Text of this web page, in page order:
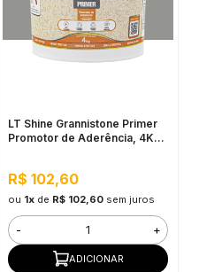
LT Shine Grannistone Primer
Promotor de Aderência, 4KG
R$ 102,60
ou 1xde R$ 102,60 sem juros
- +
ADICIONAR